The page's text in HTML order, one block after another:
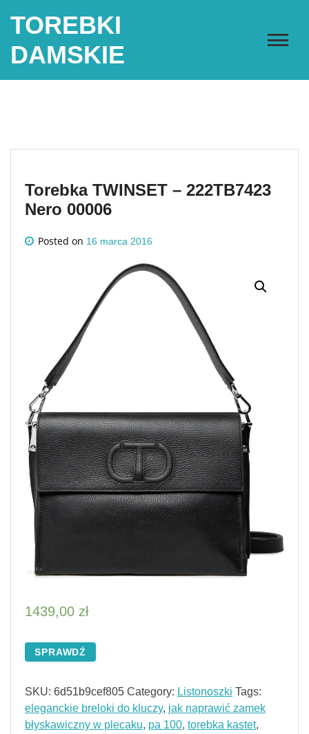
TOREBKI
DAMSKIE
Torebka TWINSET – 222TB7423
Nero 00006
Posted on 16 marca 2016
1439,00 zł
SPRAWDŹ
SKU: 6d51b9cef805 Category: Listonoszki Tags:
eleganckie breloki do kluczy, jak naprawić zamek
błyskawiczny w plecaku, pa 100, torebka kastet,